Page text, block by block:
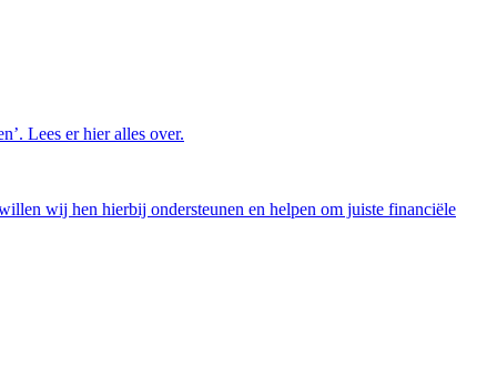
Lees er hier alles over.
wij hen hierbij ondersteunen en helpen om juiste financiële